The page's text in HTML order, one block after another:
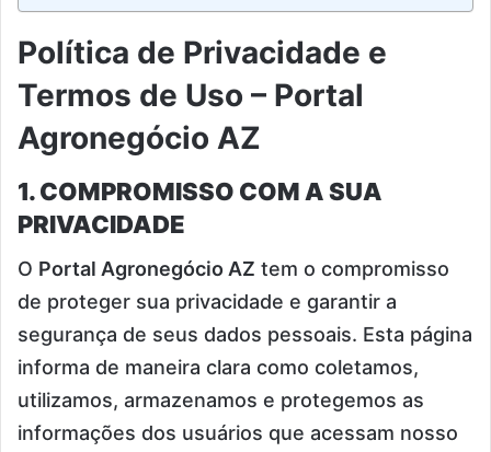
Política de Privacidade e
Termos de Uso – Portal
Agronegócio AZ
1. COMPROMISSO COM A SUA
PRIVACIDADE
O Portal Agronegócio AZ tem o compromisso
de proteger sua privacidade e garantir a
segurança de seus dados pessoais. Esta página
informa de maneira clara como coletamos,
utilizamos, armazenamos e protegemos as
informações dos usuários que acessam nosso